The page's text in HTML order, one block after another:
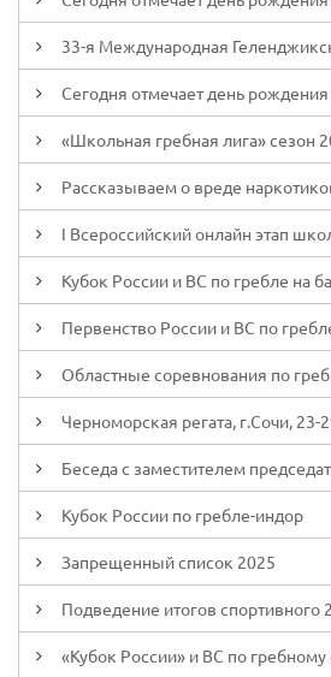
33-я Международная
Сегодня отмечает день
«Школьная гребная лига» сезон
Рассказываем о вреде
I Всероссийский онлайн этап
Кубок России и ВС по гребле на
Первенство России и ВС по
Областные соревнования по
Черноморская регата, г.Сочи, 23-
Беседа с заместителем
Кубок России по гребле-индор
Запрещенный список 2025
Подведение итогов спортивного
«Кубок России» и ВС по